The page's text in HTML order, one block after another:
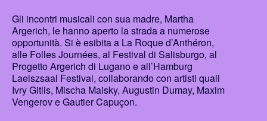
Gli incontri musicali con sua madre, Martha
Argerich, le hanno aperto la strada a numerose
opportunità. Si è esibita a La Roque d’Anthéron,
alle Folles Journées, al Festival di Salisburgo, al
Progetto Argerich di Lugano e all’Hamburg
Laeiszsaal Festival, collaborando con artisti quali
Ivry Gitlis, Mischa Maisky, Augustin Dumay, Maxim
Vengerov e Gautier Capuçon.